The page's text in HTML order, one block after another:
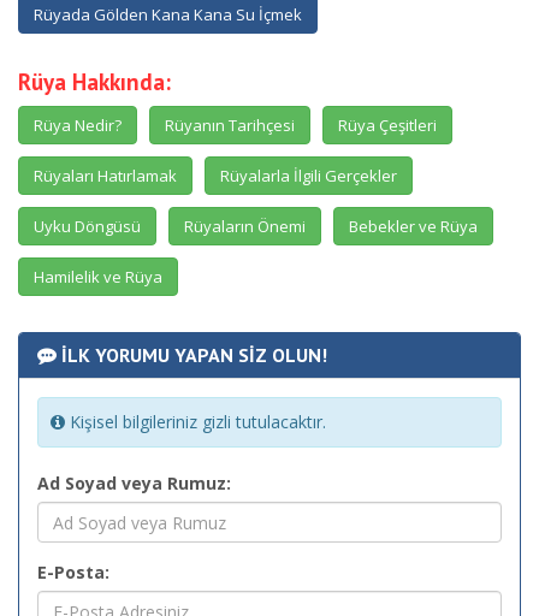
Rüyada Gölden Kana Kana Su İçmek
Rüya Hakkında:
Rüya Nedir? Rüyanın Tarihçesi Rüya Çeşitleri
Rüyaları Hatırlamak Rüyalarla İlgili Gerçekler
Uyku Döngüsü Rüyaların Önemi Bebekler ve Rüya
Hamilelik ve Rüya
İLK YORUMU YAPAN SİZ OLUN!
Kişisel bilgileriniz gizli tutulacaktır.
Ad Soyad veya Rumuz:
E-Posta: